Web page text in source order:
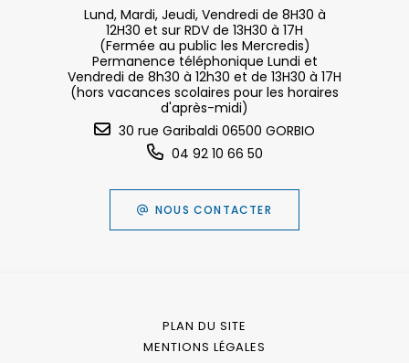
Lund, Mardi, Jeudi, Vendredi de 8H30 à
12H30 et sur RDV de 13H30 à 17H
(Fermée au public les Mercredis)
Permanence téléphonique Lundi et
Vendredi de 8h30 à 12h30 et de 13H30 à 17H
(hors vacances scolaires pour les horaires
d'après-midi)
30 rue Garibaldi 06500 GORBIO
04 92 10 66 50
NOUS CONTACTER
PLAN DU SITE
MENTIONS LÉGALES